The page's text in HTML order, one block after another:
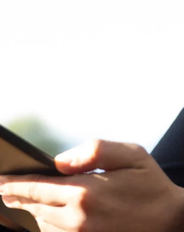
o quieres empezar ya?
un mensaje de ayudarte a crecer.